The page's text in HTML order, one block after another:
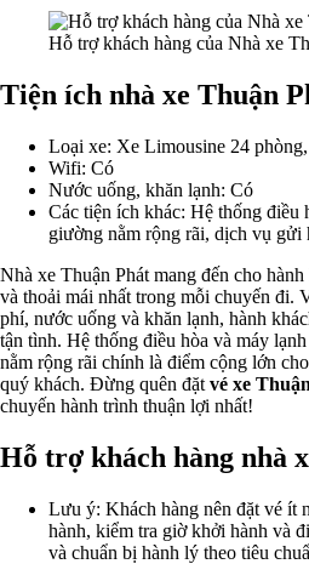
Hỗ trợ khách hàng của Nhà xe
Tiện ích nhà xe Thuận
Loại xe: Xe Limousine 24
Wifi: Có
Nước uống, khăn lạnh: Có
Các tiện ích khác: Hệ thống
giường nằm rộng rãi, dịch vụ gửi
Nhà xe Thuận Phát mang đến cho
và thoải mái nhất trong mỗi chuyến
phí, nước uống và khăn lạnh, hành
tận tình. Hệ thống điều hòa và máy
nằm rộng rãi chính là điểm cộng lớn
quý khách. Đừng quên đặt vé xe
chuyến hành trình thuận lợi nhất!
Hỗ trợ khách hàng nhà
Lưu ý: Khách hàng nên đặt vé ít
hành, kiểm tra giờ khởi hành và
và chuẩn bị hành lý theo tiêu